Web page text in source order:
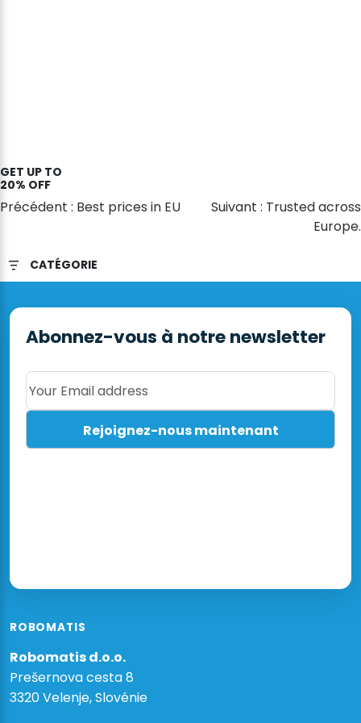
GET UP TO
20% OFF
Navigation
l’article
Précédent : Best prices in EU Suivant : Trusted across
Europe.
CATÉGORIE
Abonnez-vous à notre newsletter
Your Email address
ROBOMATIS
Robomatis d.o.o.
Prešernova cesta 8
3320 Velenje, Slovénie